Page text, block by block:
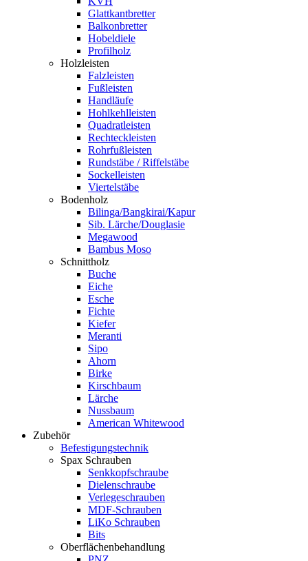
Glattkantbretter
Balkonbretter
Hobeldiele
Profilholz
Holzleisten
Falzleisten
Fußleisten
Handläufe
Hohlkehlleisten
Quadratleisten
Rechteckleisten
Rohrfußleisten
Rundstäbe / Riffelstäbe
Sockelleisten
Viertelstäbe
Bodenholz
Bilinga/Bangkirai/Kapur
Sib. Lärche/Douglasie
Megawood
Bambus Moso
Schnittholz
Buche
Eiche
Esche
Fichte
Kiefer
Meranti
Sipo
Ahorn
Birke
Kirschbaum
Lärche
Nussbaum
American Whitewood
Zubehör
Befestigungstechnik
Spax Schrauben
Senkkopfschraube
Dielenschraube
Verlegeschrauben
MDF-Schrauben
LiKo Schrauben
Bits
Oberflächenbehandlung